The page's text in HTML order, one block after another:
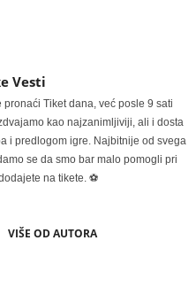
Vesti
Tiket dana, već posle 9 sati
kao najzanimljiviji, ali i dosta
i predlogom igre. Najbitnije od svega
se da smo bar malo pomogli pri
na tikete. ⚽
VIŠE OD AUTORA